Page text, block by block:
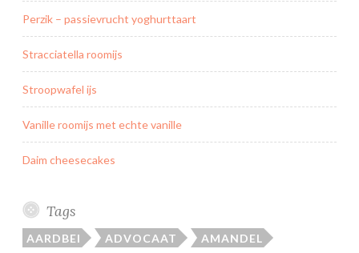
Perzik – passievrucht yoghurttaart
Stracciatella roomijs
Stroopwafel ijs
Vanille roomijs met echte vanille
Daim cheesecakes
Tags
AARDBEI ADVOCAAT AMANDEL